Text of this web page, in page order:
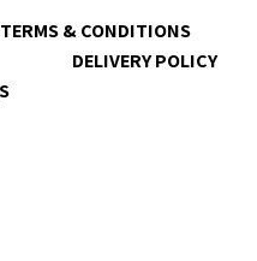
TERMS & CONDITIONS
DELIVERY POLICY